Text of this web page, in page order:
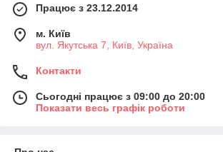
Працює з 23.12.2014
м. Київ
вул. Якутська 7, Київ, Україна
Контакти
Сьогодні працює з 09:00 до 20:00
Показати весь графік роботи